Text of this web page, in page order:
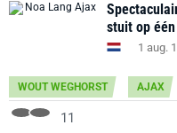
stuit op
1 aug.
WOUT WEGHORST AJAX
11